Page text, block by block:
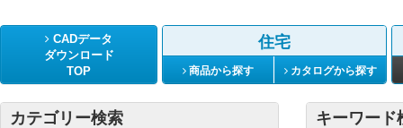
CADデータ
ダウンロード
TOP
住宅
商品から探す カタログから探す
カテゴリー検索 キーワード